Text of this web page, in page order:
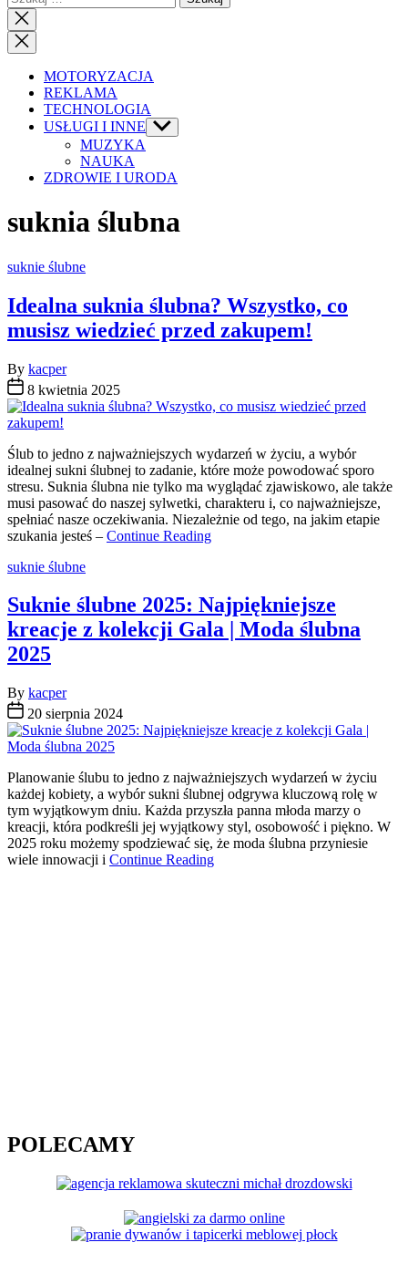
Close
search
Close
Menu
MOTORYZACJA
REKLAMA
TECHNOLOGIA
USŁUGI I INNE Show
sub
MUZYKA
NAUKA
ZDROWIE I URODA
suknia ślubna
Categories
suknie ślubne
Idealna suknia ślubna? Wszystko, co
musisz wiedzieć przed zakupem!
By kacper
8 kwietnia 2025
Ślub to jedno z najważniejszych wydarzeń w życiu, a wybór
idealnej sukni ślubnej to zadanie, które może powodować sporo
stresu. Suknia ślubna nie tylko ma wyglądać zjawiskowo, ale także
musi pasować do naszej sylwetki, charakteru i, co najważniejsze,
spełniać nasze oczekiwania. Niezależnie od tego, na jakim etapie
szukania jesteś – Continue Reading
Categories
suknie ślubne
Suknie ślubne 2025: Najpiękniejsze
kreacje z kolekcji Gala | Moda ślubna
2025
By kacper
20 sierpnia 2024
Planowanie ślubu to jedno z najważniejszych wydarzeń w życiu
każdej kobiety, a wybór sukni ślubnej odgrywa kluczową rolę w
tym wyjątkowym dniu. Każda przyszła panna młoda marzy o
kreacji, która podkreśli jej wyjątkowy styl, osobowość i piękno. W
2025 roku możemy spodziewać się, że moda ślubna przyniesie
wiele innowacji i Continue Reading
POLECAMY